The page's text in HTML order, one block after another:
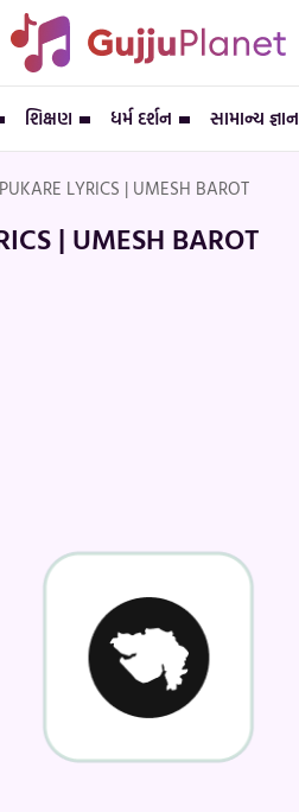
શિક્ષણ ધર્મ દર્શન સામાન્ય જ્ઞાન
LYRICS | UMESH BAROT
| UMESH BAROT